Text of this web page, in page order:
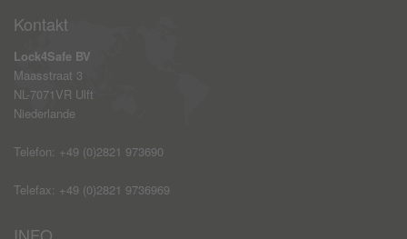
Kontakt
Lock4Safe BV
Maasstraat 3
NL-7071VR Ulft
Niederlande
Telefon: +49 (0)2821 973690
Telefax: +49 (0)2821 9736969
INFO